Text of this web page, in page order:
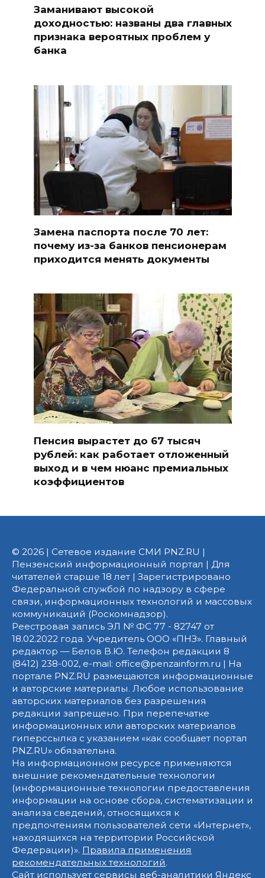
Заманивают высокой
доходностью: названы два главных
признака вероятных проблем у
банка
Замена паспорта после 70 лет:
почему из-за банков пенсионерам
приходится менять документы
Пенсия вырастет до 67 тысяч
рублей: как работает отложенный
выход и в чем нюанс премиальных
коэффициентов
© 2026 | Сетевое издание СМИ PNZ.RU |
Пензенский информационный портал | Для
читателей старше 18 лет | Зарегистрировано
Федеральной службой по надзору в сфере
связи, информационных технологий и массовых
коммуникаций (Роскомнадзор).
Реестровая запись ЭЛ № ФС 77 - 82747 от
18.02.2022 года. Учредитель ООО «ПНЗ». Главный
редактор — Белов В.Ю. Телефон редакции 8
(8412) 238-002, e-mail: office@penzainform.ru | На
портале PNZ.RU размещаются информационные
и авторские материалы. Любое использование
авторских материалов без разрешения
редакции запрещено. При перепечатке
информационных или авторских материалов
гиперссылка с указанием «как сообщает портал
PNZ.RU» обязательна.
На информационном ресурсе применяются
внешние рекомендательные технологии
(информационные технологии предоставления
информации на основе сбора, систематизации и
анализа сведений, относящихся к
предпочтениям пользователей сети «Интернет»,
находящихся на территории Российской
Федерации)». Правила применения
рекомендательных технологий.
Сайт использует сервисы веб-аналитики Яндекс